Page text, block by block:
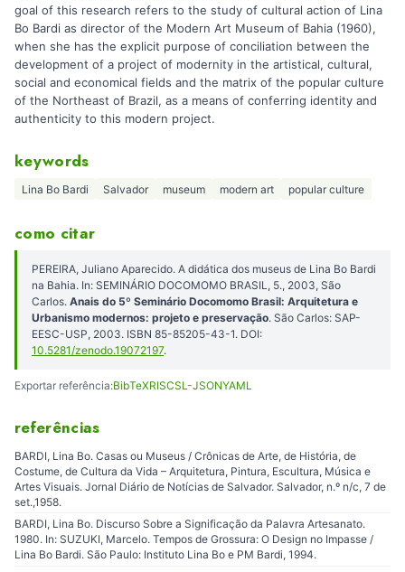
goal of this research refers to the study of cultural action of Lina
Bo Bardi as director of the Modern Art Museum of Bahia (1960),
when she has the explicit purpose of conciliation between the
development of a project of modernity in the artistical, cultural,
social and economical fields and the matrix of the popular culture
of the Northeast of Brazil, as a means of conferring identity and
authenticity to this modern project.
keywords
Lina Bo Bardi Salvador museum modern art popular culture
como citar
PEREIRA, Juliano Aparecido. A didática dos museus de Lina Bo Bardi
na Bahia. In: SEMINÁRIO DOCOMOMO BRASIL, 5., 2003, São
Carlos. Anais do 5º Seminário Docomomo Brasil: Arquitetura e
Urbanismo modernos: projeto e preservação. São Carlos: SAP-
EESC-USP, 2003. ISBN 85-85205-43-1. DOI:
10.5281/zenodo.19072197.
Exportar referência:BibTeXRISCSL-JSONYAML
referências
BARDI, Lina Bo. Casas ou Museus / Crônicas de Arte, de História, de
Costume, de Cultura da Vida – Arquitetura, Pintura, Escultura, Música e
Artes Visuais. Jornal Diário de Notícias de Salvador. Salvador, n.º n/c, 7 de
set.,1958.
BARDI, Lina Bo. Discurso Sobre a Significação da Palavra Artesanato.
1980. In: SUZUKI, Marcelo. Tempos de Grossura: O Design no Impasse /
Lina Bo Bardi. São Paulo: Instituto Lina Bo e PM Bardi, 1994.